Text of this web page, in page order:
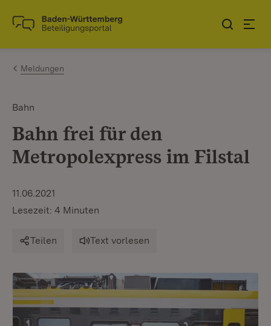
Zum Inhalt springen
Link zur Startseite
Meldungen
Bahn
Bahn frei für den
Metropolexpress im Filstal
11.06.2021
Lesezeit: 4 Minuten
Teilen Text vorlesen